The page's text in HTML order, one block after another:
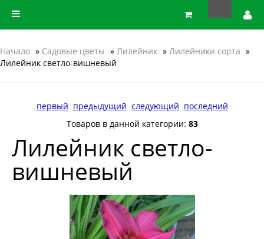
Начало » Садовые цветы » Лилейник » Лилейники сорта »
Лилейник светло-вишневый
первый предыдущий следующий последний
Товаров в данной категории: 83
Лилейник светло-
вишневый